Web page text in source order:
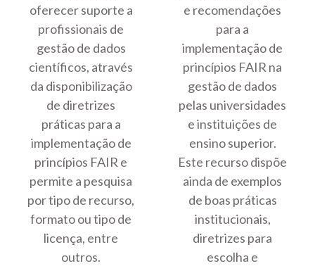
oferecer suporte a
profissionais de
gestão de dados
científicos, através
da disponibilização
de diretrizes
práticas para a
implementação de
princípios FAIR e
permite a pesquisa
por tipo de recurso,
formato ou tipo de
licença, entre
outros.
e recomendações
para a
implementação de
princípios FAIR na
gestão de dados
pelas universidades
e instituições de
ensino superior.
Este recurso dispõe
ainda de exemplos
de boas práticas
institucionais,
diretrizes para
escolha e